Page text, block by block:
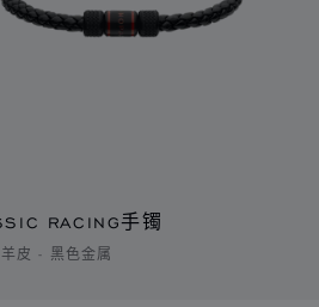
RACING手镯
皮 - 黑色金属